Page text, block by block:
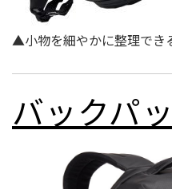
▲小物を細やかに整理でき
バックパ